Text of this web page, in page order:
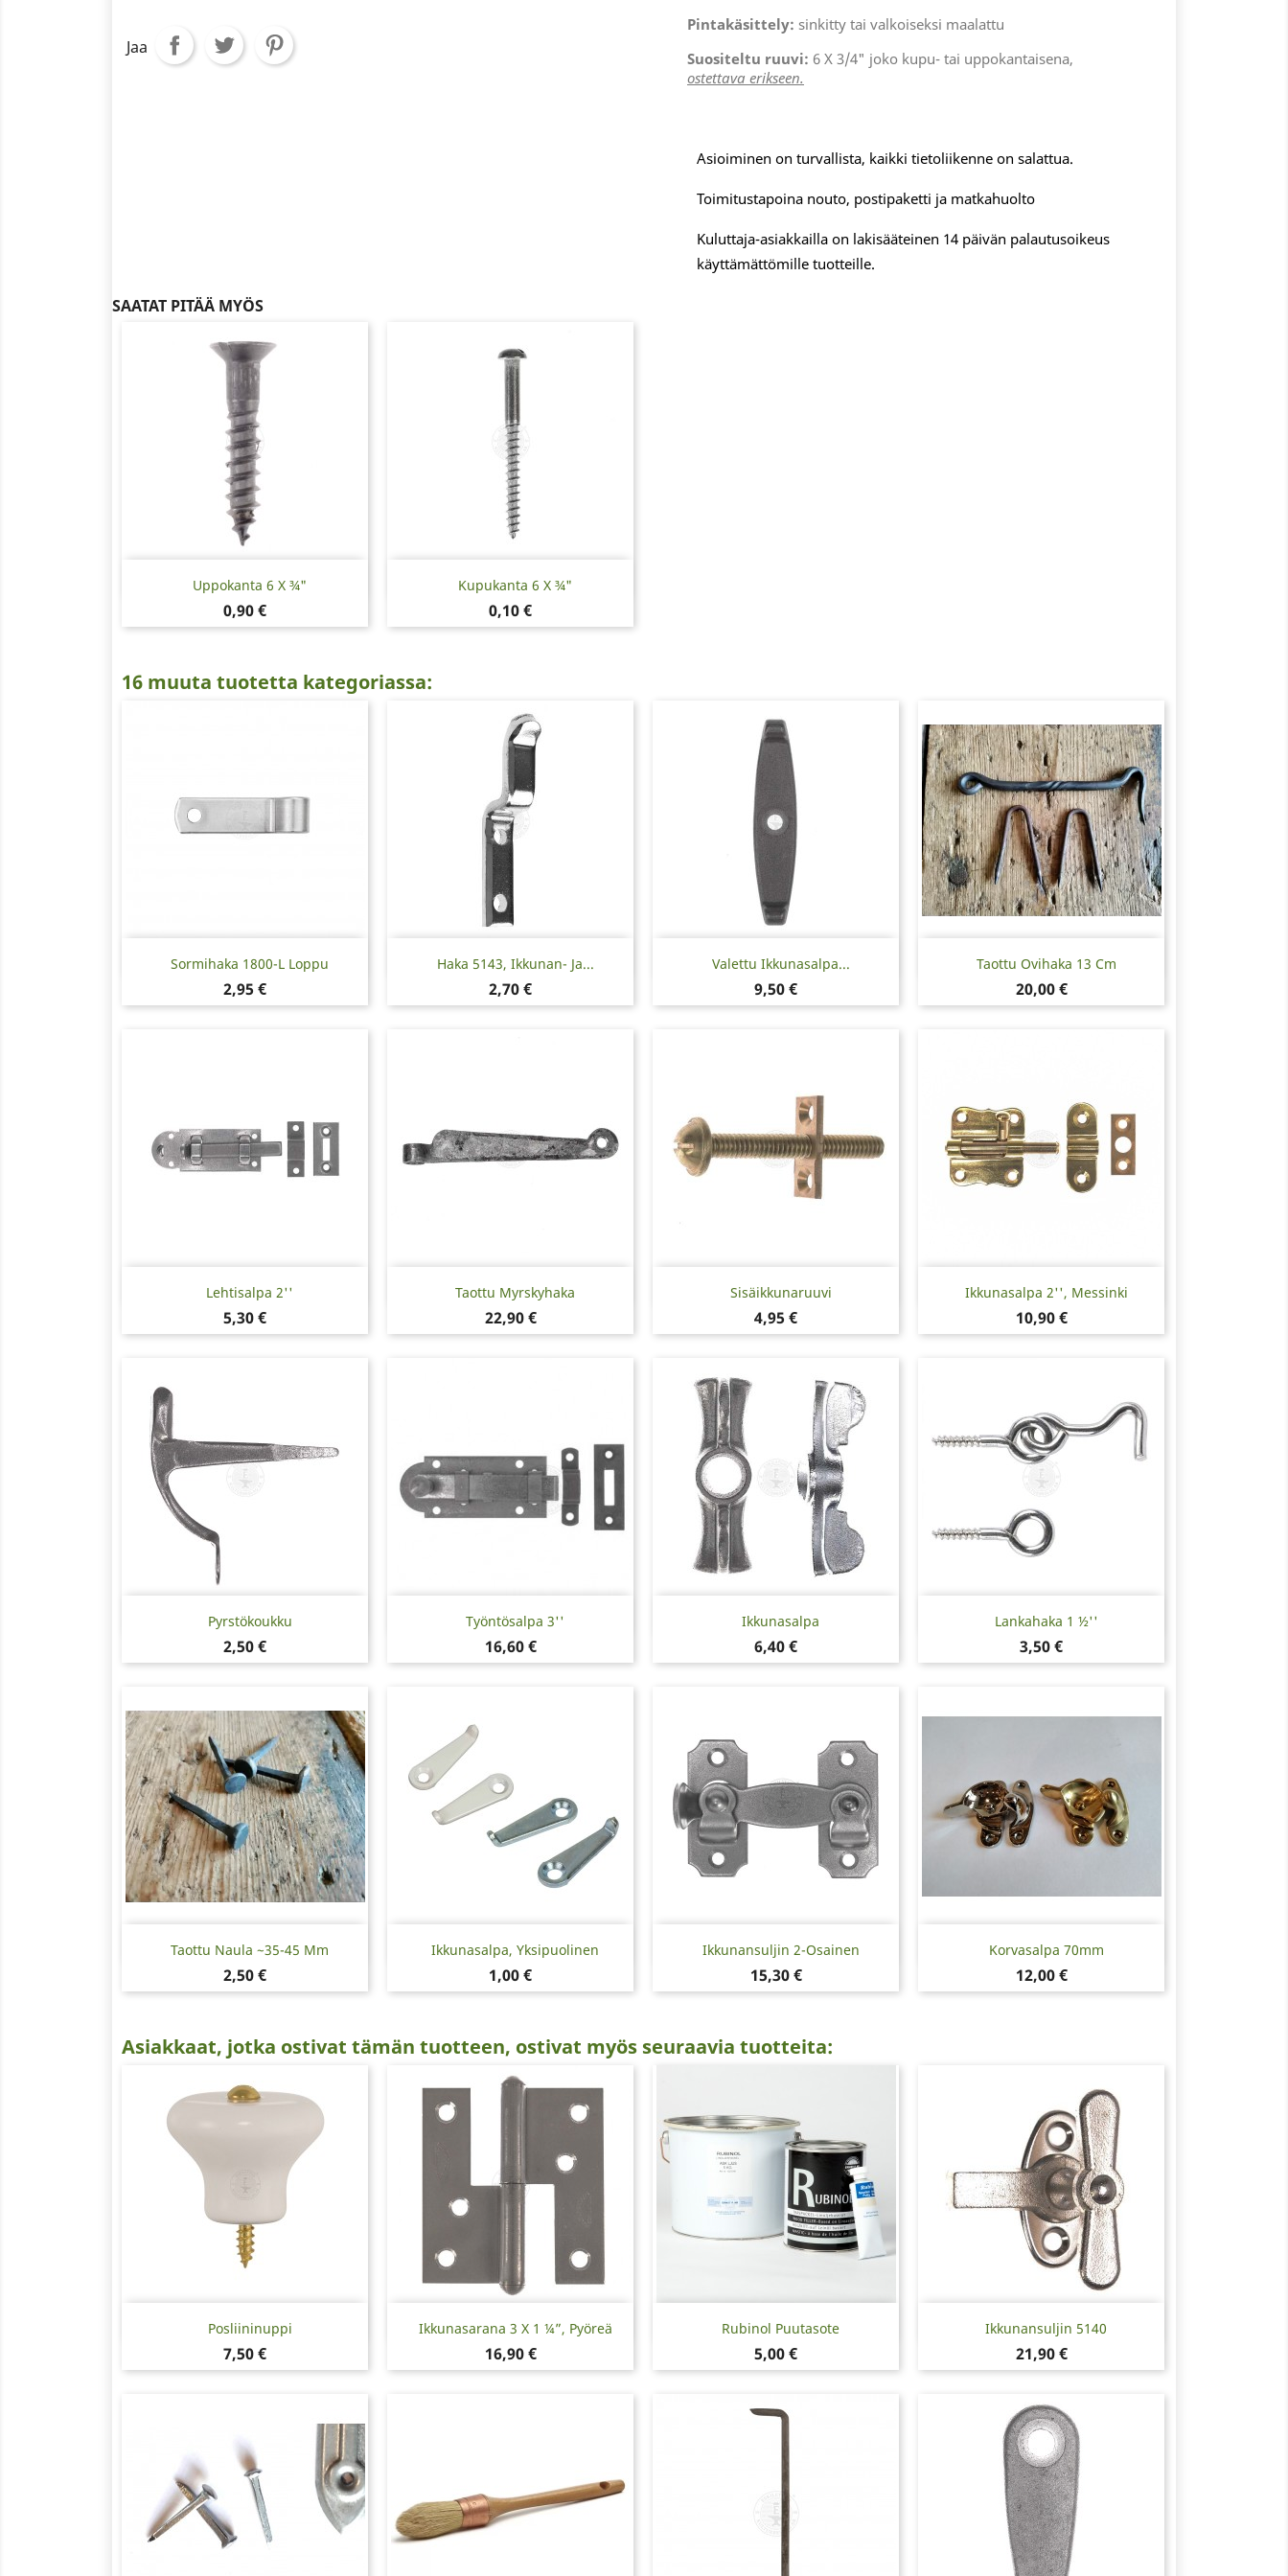
Jaa
Pintakäsittely: sinkitty tai valkoiseksi maalattu
Suositeltu ruuvi: 6 X 3/4" joko kupu- tai uppokantaisena,
ostettava erikseen.
Asioiminen on turvallista, kaikki tietoliikenne on salattua.
Toimitustapoina nouto, postipaketti ja matkahuolto
Kuluttaja-asiakkailla on lakisääteinen 14 päivän palautusoikeus
käyttämättömille tuotteille.
SAATAT PITÄÄ MYÖS
Uppokanta 6 X ¾"
Hinta
0,90 €
Pikakatselu Kupukanta 6 X ¾"
Hinta
0,10 €
Pikakatselu
16 muuta tuotetta kategoriassa:
Sormihaka 1800-L Loppu
Hinta
2,95 €
Pikakatselu Haka 5143, Ikkunan- Ja...
Hinta
2,70 €
Pikakatselu Valettu Ikkunasalpa...
Hinta
9,50 €
Pikakatselu Taottu Ovihaka 13 Cm
Hinta
20,00 €
Pikakatselu
Lehtisalpa 2''
Hinta
5,30 €
 Pikakatselu Taottu Myrskyhaka
Hinta
22,90 €
Pikakatselu Sisäikkunaruuvi
Hinta
4,95 €
Pikakatselu Ikkunasalpa 2'', Messinki
Hinta
10,90 €
Pikakatselu
Pyrstökoukku
Hinta
2,50 €
Pikakatselu Työntösalpa 3''
Hinta
16,60 €
Pikakatselu Ikkunasalpa
Hinta
6,40 €
Pikakatselu Lankahaka 1 ½''
Hinta
3,50 €
Pikakatselu
Taottu Naula ~35-45 Mm
Hinta
2,50 €
 Pikakatselu Ikkunasalpa, Yksipuolinen
Hinta
1,00 €
Pikakatselu Ikkunansuljin 2-Osainen
Hinta
15,30 €
Pikakatselu Korvasalpa 70mm
Hinta
12,00 €
Pikakatselu
Asiakkaat, jotka ostivat tämän tuotteen, ostivat myös seuraavia tuotteita:
Posliininuppi
Hinta
7,50 €
Pikakatselu Ikkunasarana 3 X 1 ¼”, Pyöreä
Hinta
16,90 €
Pikakatselu Rubinol Puutasote
Hinta
5,00 €
Pikakatselu Ikkunansuljin 5140
Hinta
21,90 €
Pikakatselu